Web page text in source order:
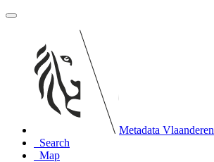
Metadata Vlaanderen
Search
Map